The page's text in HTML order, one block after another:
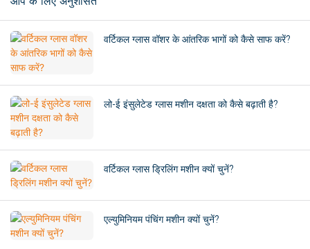
वर्टिकल ग्लास वॉशर के आंतरिक भागों को कैसे साफ करें?
लो-ई इंसुलेटेड ग्लास मशीन दक्षता को कैसे बढ़ाती है?
वर्टिकल ग्लास ड्रिलिंग मशीन क्यों चुनें?
एल्युमिनियम पंचिंग मशीन क्यों चुनें?